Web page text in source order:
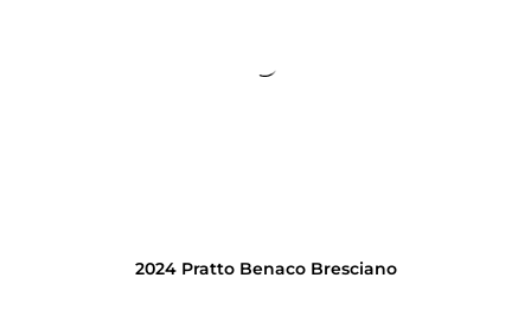
2024 Pratto Benaco Bresciano